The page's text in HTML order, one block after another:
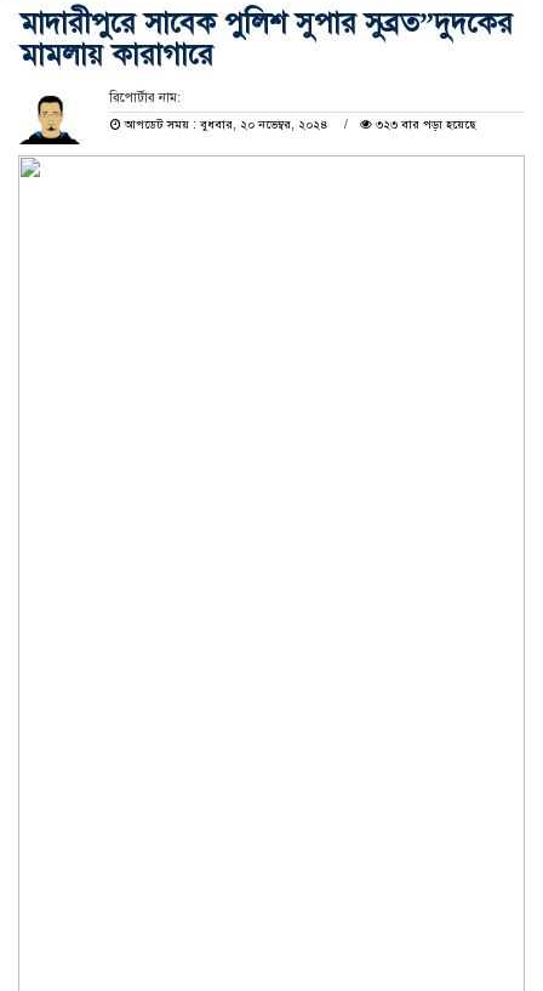
মাদারীপুরে সাবেক পুলিশ সুপার সুব্রত”দুদকের
মামলায় কারাগারে
রিপোর্টার নাম:
আপডেট সময় : বুধবার, ২০ নভেম্বর, ২০২৪
৩২৩ বার পড়া হয়েছে